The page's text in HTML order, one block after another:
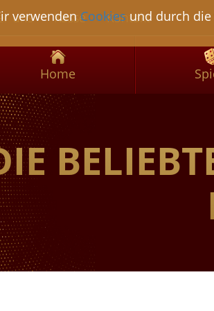
verwenden Cookies und durch
uns Kasse Kontakt
Home